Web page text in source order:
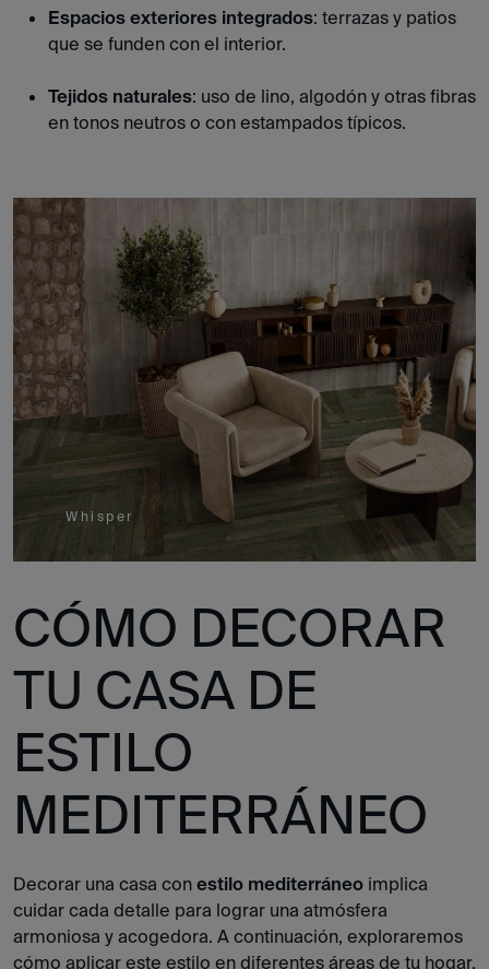
Espacios exteriores integrados: terrazas y patios
que se funden con el interior.
Tejidos naturales: uso de lino, algodón y otras fibras
en tonos neutros o con estampados típicos.
Whisper
CÓMO DECORAR
TU CASA DE
ESTILO
MEDITERRÁNEO
Decorar una casa conestilo mediterráneo implica
cuidar cada detalle para lograr una atmósfera
armoniosa y acogedora. A continuación, exploraremos
cómo aplicar este estilo en diferentes áreas de tu hogar.